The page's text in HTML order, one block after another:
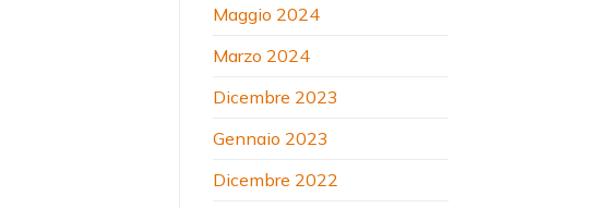
Maggio 2024
Marzo 2024
Dicembre 2023
Gennaio 2023
Dicembre 2022